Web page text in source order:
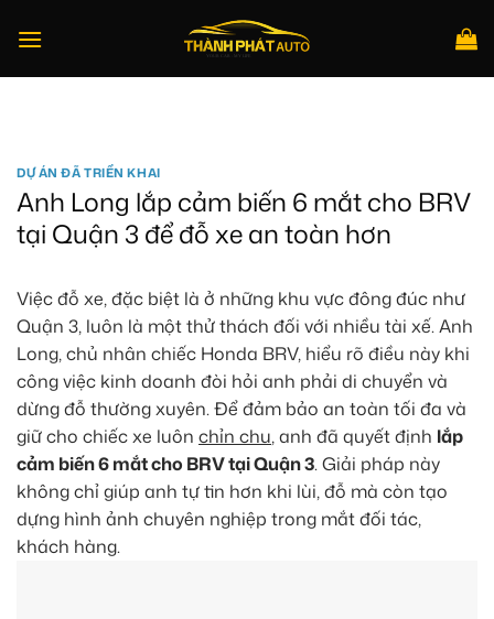
qua
DỰ ÁN ĐÃ TRIỂN KHAI
Anh Long lắp cảm biến 6 mắt cho BRV
tại Quận 3 để đỗ xe an toàn hơn
Việc đỗ xe, đặc biệt là ở những khu vực đông đúc như
Quận 3, luôn là một thử thách đối với nhiều tài xế. Anh
Long, chủ nhân chiếc Honda BRV, hiểu rõ điều này khi
công việc kinh doanh đòi hỏi anh phải di chuyển và
dừng đỗ thường xuyên. Để đảm bảo an toàn tối đa và
giữ cho chiếc xe luôn chỉn chu, anh đã quyết định lắp
cảm biến 6 mắt cho BRV tại Quận 3. Giải pháp này
không chỉ giúp anh tự tin hơn khi lùi, đỗ mà còn tạo
dựng hình ảnh chuyên nghiệp trong mắt đối tác,
khách hàng.